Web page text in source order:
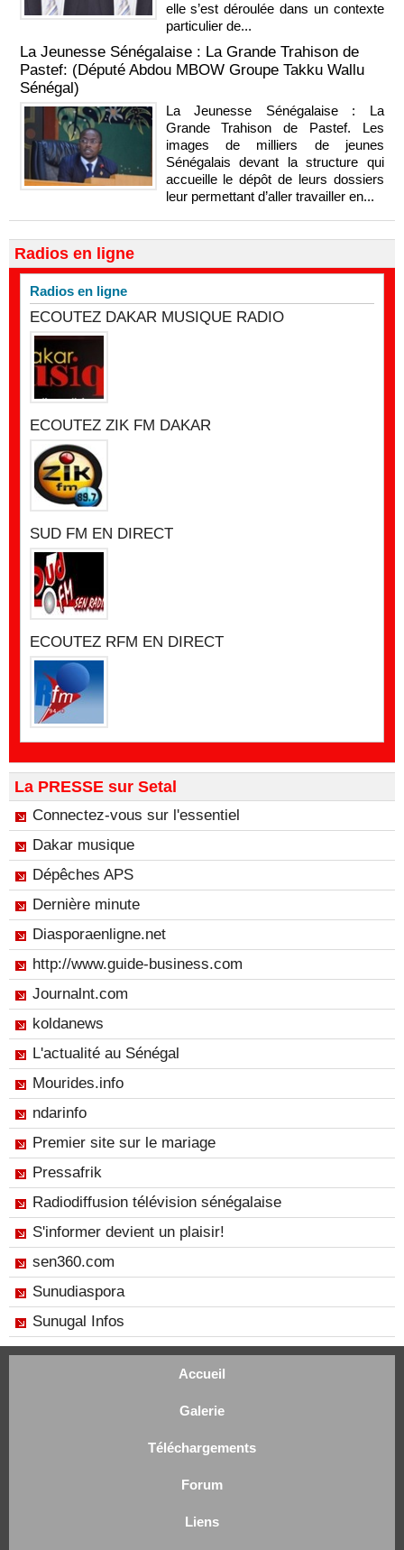
elle s’est déroulée dans un contexte
particulier de...
La Jeunesse Sénégalaise : La Grande Trahison de
Pastef: (Député Abdou MBOW Groupe Takku Wallu
Sénégal)
La Jeunesse Sénégalaise : La
Grande Trahison de Pastef. Les
images de milliers de jeunes
Sénégalais devant la structure qui
accueille le dépôt de leurs dossiers
leur permettant d’aller travailler en...
Radios en ligne
Radios en ligne
ECOUTEZ DAKAR MUSIQUE RADIO
ECOUTEZ ZIK FM DAKAR
SUD FM EN DIRECT
ECOUTEZ RFM EN DIRECT
La PRESSE sur Setal
Connectez-vous sur l'essentiel
Dakar musique
Dépêches APS
Dernière minute
Diasporaenligne.net
http://www.guide-business.com
Journalnt.com
koldanews
L'actualité au Sénégal
Mourides.info
ndarinfo
Premier site sur le mariage
Pressafrik
Radiodiffusion télévision sénégalaise
S'informer devient un plaisir!
sen360.com
Sunudiaspora
Sunugal Infos
Accueil
Galerie
Téléchargements
Forum
Liens